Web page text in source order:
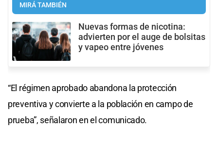
MIRÁ TAMBIÉN
Nuevas formas de nicotina:
advierten por el auge de bolsitas
y vapeo entre jóvenes
“El régimen aprobado abandona la protección
preventiva y convierte a la población en campo de
prueba”, señalaron en el comunicado.